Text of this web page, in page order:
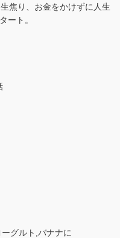
焦り、お金をかけずに人生
ート。
グルト,バナナに